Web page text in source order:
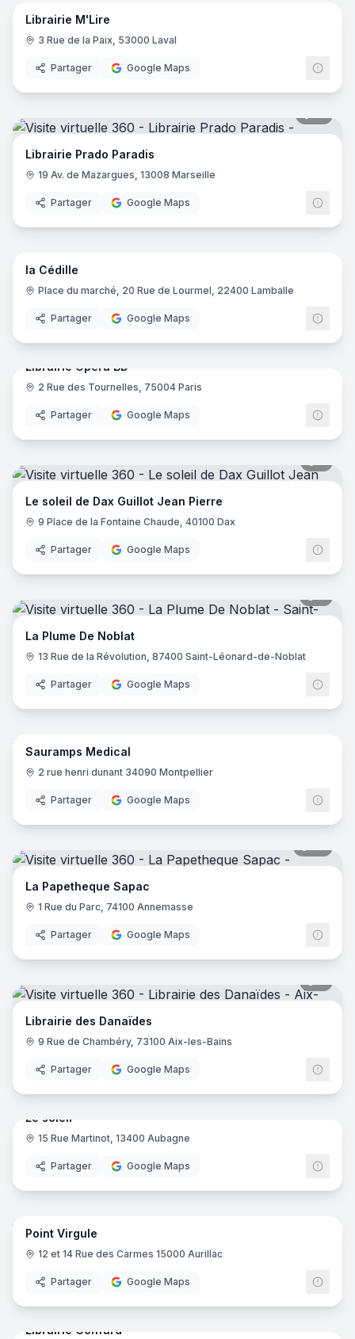
Librairie M'Lire
3 Rue de la Paix, 53000 Laval
Partager Google Maps
Librairie Prado Paradis
19 Av. de Mazargues, 13008 Marseille
Partager Google Maps
11
la Cédille
Place du marché, 20 Rue de Lourmel, 22400 Lamballe
Partager Google Maps
Librairie Opéra BD
2 Rue des Tournelles, 75004 Paris
Partager Google Maps
Le soleil de Dax Guillot Jean Pierre
9 Place de la Fontaine Chaude, 40100 Dax
Partager Google Maps
La Plume De Noblat
13 Rue de la Révolution, 87400 Saint-Léonard-de-Noblat
Partager Google Maps
5
Sauramps Medical
2 rue henri dunant 34090 Montpellier
Partager Google Maps
La Papetheque Sapac
1 Rue du Parc, 74100 Annemasse
Partager Google Maps
Librairie des Danaïdes
9 Rue de Chambéry, 73100 Aix-les-Bains
Partager Google Maps
Le soleil
15 Rue Martinot, 13400 Aubagne
Partager Google Maps
25
Point Virgule
12 et 14 Rue des Carmes 15000 Aurillac
Partager Google Maps
21
Librairie Coiffard